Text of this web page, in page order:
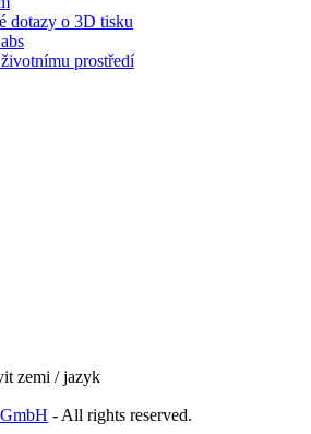
dotazy o 3D tisku
prostředí
zemi / jazyk
- All rights reserved.